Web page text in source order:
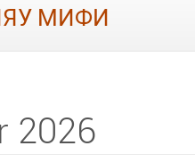
МИФИ
2026